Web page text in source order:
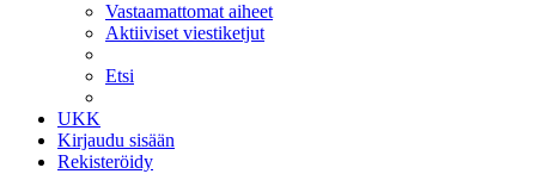
Vastaamattomat aiheet
Aktiiviset viestiketjut
Etsi
UKK
Kirjaudu sisään
Rekisteröidy